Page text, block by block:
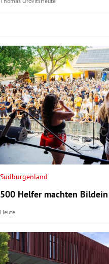
Untermenü
Untermenü
Untermenü
Untermenü
Südburgenland
500 Helfer machten
Heute